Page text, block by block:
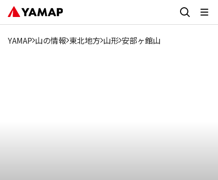
YAMAP 山の情報 東北地方 山形 安部ヶ館山